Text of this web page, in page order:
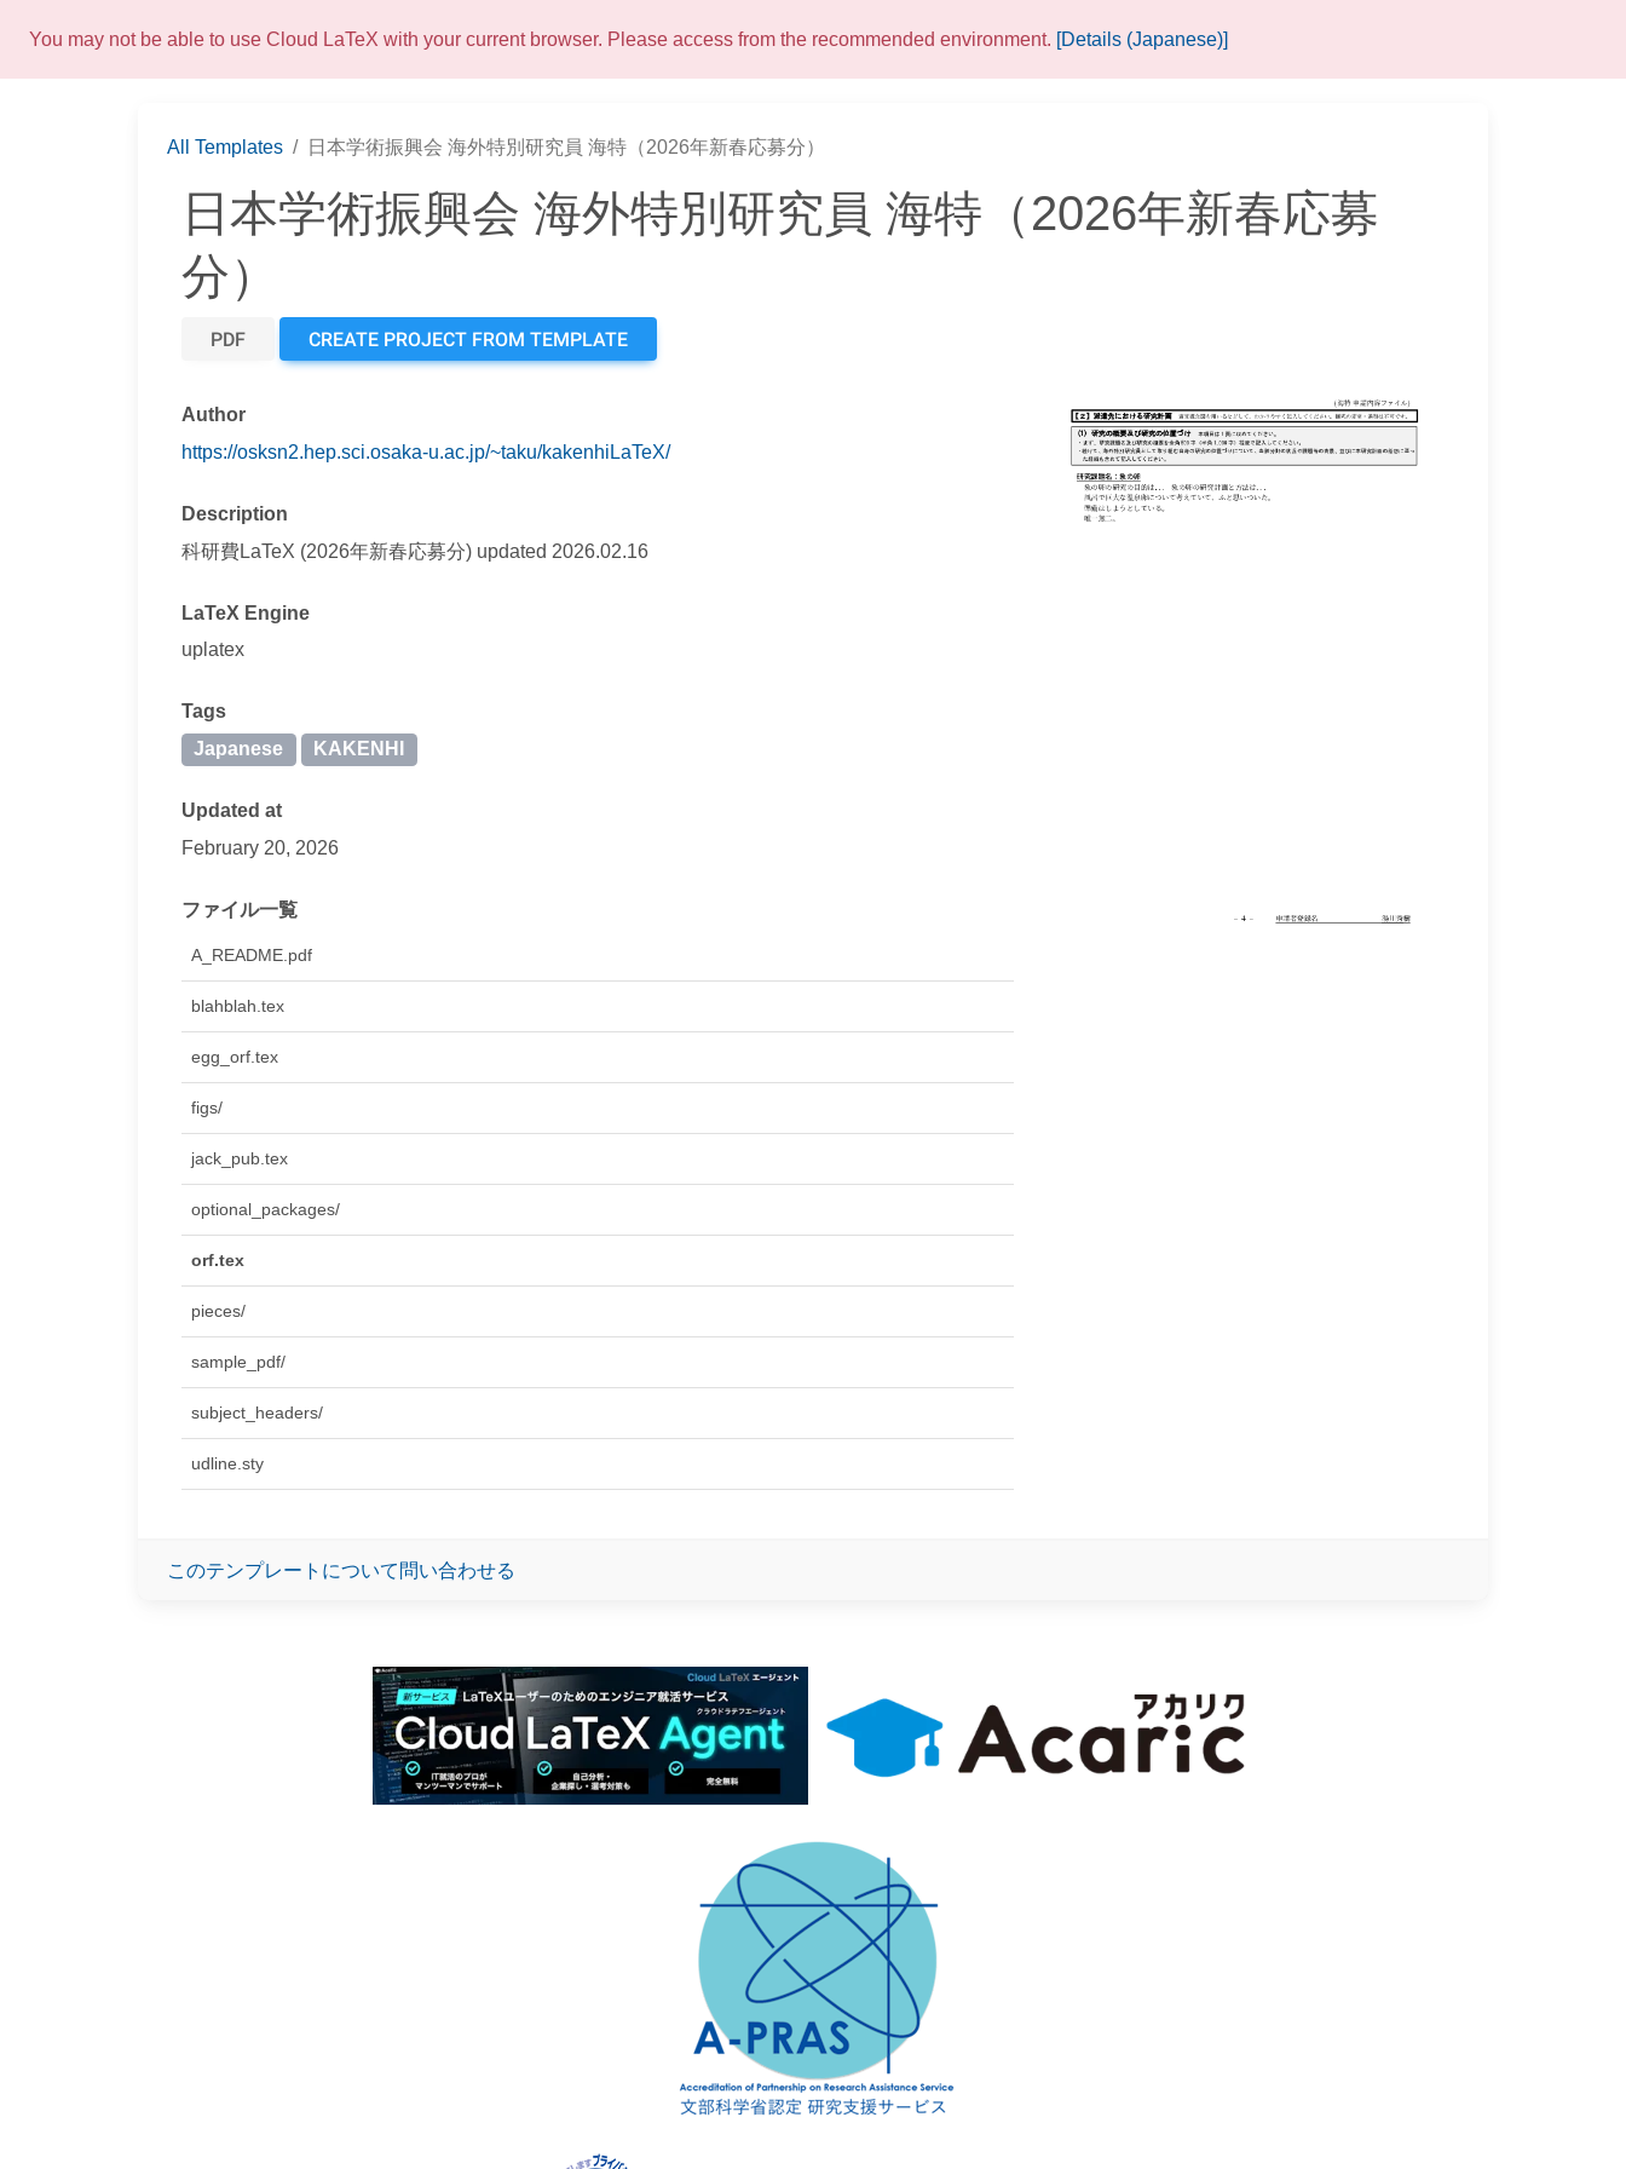
You may not be able to use Cloud LaTeX with your current browser. Please access from the recommended environment. [Details (Japanese)]
All Templates 日本学術振興会 海外特別研究員 海特（2026年新春応募分）
日本学術振興会 海外特別研究員 海特（2026年新春応募
分）
PDF CREATE PROJECT FROM TEMPLATE
Author
https://osksn2.hep.sci.osaka-u.ac.jp/~taku/kakenhiLaTeX/
Description
科研費LaTeX (2026年新春応募分) updated 2026.02.16
LaTeX Engine
uplatex
Tags
Japanese
KAKENHI
Updated at
February 20, 2026
ファイル一覧
A_README.pdf
blahblah.tex
egg_orf.tex
figs/
jack_pub.tex
optional_packages/
orf.tex
pieces/
sample_pdf/
subject_headers/
udline.sty
このテンプレートについて問い合わせる